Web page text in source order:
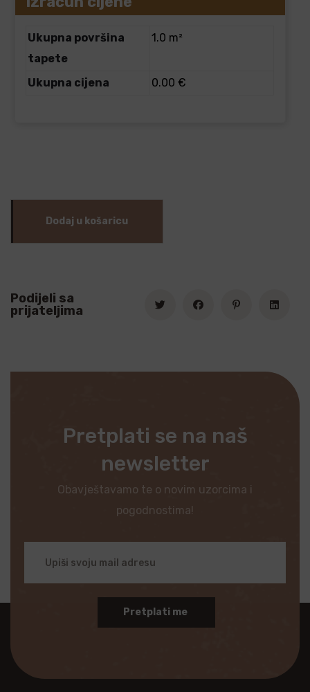
Ukupna površina
tapete
1.0 m²
Ukupna cijena 0.00 €
Dodaj u košaricu
Podijeli sa
prijateljima
Pretplati se na naš
newsletter
Obavještavamo te o novim uzorcima i
pogodnostima!
Pretplati me